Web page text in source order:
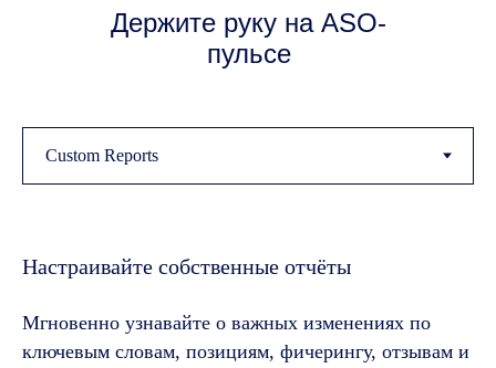
Держите руку на ASO-
пульсе
Настраивайте собственные отчёты
Мгновенно узнавайте о важных изменениях по
ключевым словам, позициям, фичерингу, отзывам и